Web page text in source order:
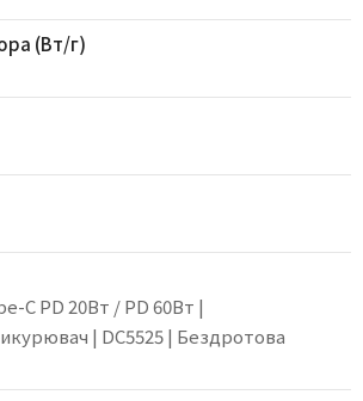
(Вт/г)
C PD 20Вт / PD 60Вт |
| DC5525 | Бездротова